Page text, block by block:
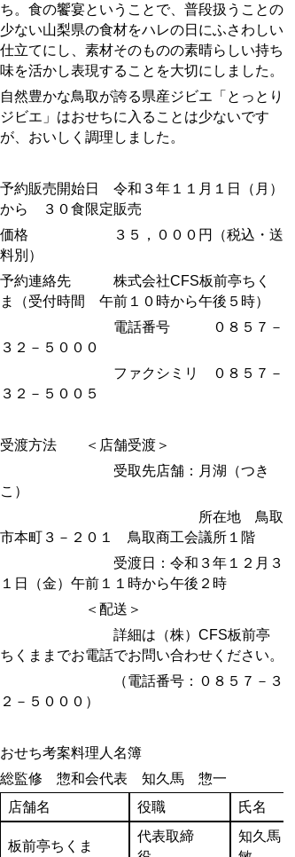
ち。食の饗宴ということで、普段扱うことの
少ない山梨県の食材をハレの日にふさわしい
仕立てにし、素材そのものの素晴らしい持ち
味を活かし表現することを大切にしました。
自然豊かな鳥取が誇る県産ジビエ「とっとり
ジビエ」はおせちに入ることは少ないです
が、おいしく調理しました。
予約販売開始日 令和３年１１月１日（月）
から ３０食限定販売
価格 ３５，０００円（税込・送
料別）
予約連絡先 株式会社CFS板前亭ちく
ま（受付時間 午前１０時から午後５時）
電話番号 ０８５７－
３２－５０００
ファクシミリ ０８５７－
３２－５００５
受渡方法 ＜店舗受渡＞
受取先店舗：月湖（つき
こ）
所在地 鳥取
市本町３－２０１ 鳥取商工会議所１階
受渡日：令和３年１２月３
１日（金）午前１１時から午後２時
＜配送＞
詳細は（株）CFS板前亭
ちくままでお電話でお問い合わせください。
（電話番号：０８５７－３
２－５０００）
おせち考案料理人名簿
総監修 惣和会代表 知久馬 惣一
店舗名
役職 氏名
板前亭ちくま
代表取締
知久馬